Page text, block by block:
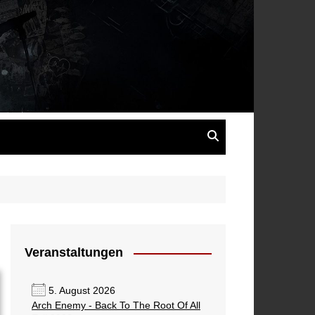
Veranstaltungen
5. August 2026
Arch Enemy - Back To The Root Of All